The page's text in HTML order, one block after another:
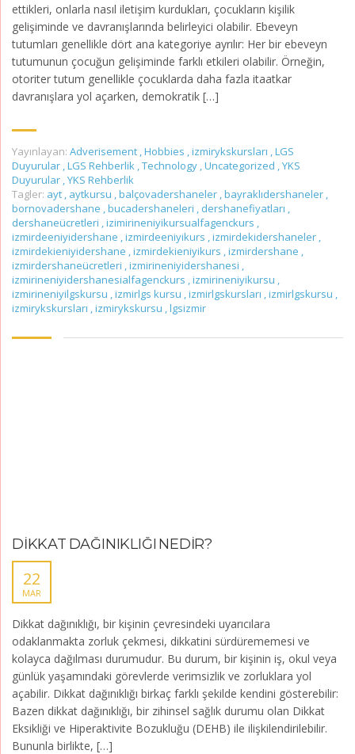
ettikleri, onlarla nasıl iletişim kurdukları, çocukların kişilik
gelişiminde ve davranışlarında belirleyici olabilir. Ebeveyn
tutumları genellikle dört ana kategoriye ayrılır: Her bir ebeveyn
tutumunun çocuğun gelişiminde farklı etkileri olabilir. Örneğin,
otoriter tutum genellikle çocuklarda daha fazla itaatkar
davranışlara yol açarken, demokratik […]
Yayınlayan: Adverisement ,Hobbies ,izmirykskursları ,LGS
Duyurular ,LGS Rehberlik ,Technology ,Uncategorized ,YKS
Duyurular ,YKS Rehberlik
Tagler: ayt , aytkursu ,balçovadershaneler ,bayraklıdershaneler ,
bornovadershane ,bucadershaneleri , dershanefiyatları ,
dershaneücretleri ,izimirineniyikursualfagenckurs ,
izmirdeeniyidershane ,izmirdeeniyikurs ,izmirdekidershaneler ,
izmirdekieniyidershane ,izmirdekieniyikurs ,izmirdershane ,
izmirdershaneücretleri ,izmirineniyidershanesi ,
izmirineniyidershanesialfagenckurs ,izmirineniyikursu ,
izmirineniyilgskursu ,izmirlgs kursu ,izmirlgskursları ,izmirlgskursu ,
izmirykskursları ,izmirykskursu ,lgsizmir
DİKKAT DAĞINIKLIĞI NEDİR?
22
MAR
Dikkat dağınıklığı, bir kişinin çevresindeki uyarıcılara
odaklanmakta zorluk çekmesi, dikkatini sürdürememesi ve
kolayca dağılması durumudur. Bu durum, bir kişinin iş, okul veya
günlük yaşamındaki görevlerde verimsizlik ve zorluklara yol
açabilir. Dikkat dağınıklığı birkaç farklı şekilde kendini gösterebilir:
Bazen dikkat dağınıklığı, bir zihinsel sağlık durumu olan Dikkat
Eksikliği ve Hiperaktivite Bozukluğu (DEHB) ile ilişkilendirilebilir.
Bununla birlikte, […]